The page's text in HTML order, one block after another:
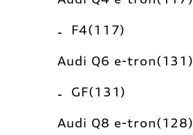
F4(117)
Audi Q6 e-tron(131)
GF(131)
Audi Q8 e-tron(128)